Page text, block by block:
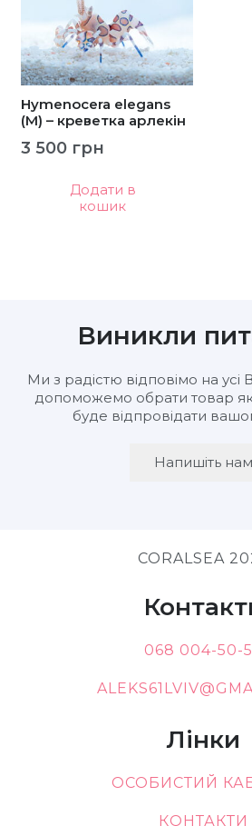
Hymenocera elegans
(M) – креветка арлекін
3 500 грн
Додати в
кошик
Виникли
Ми з радістю відповімо на усі
допоможемо обрати товар
буде відпровідати
Напишіть нам
CORALSEA
068 004-50-
Лінки
ОСОБИСТИЙ
КОНТАКТИ